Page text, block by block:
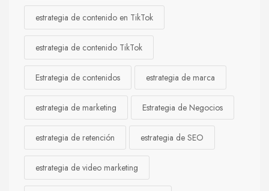
estrategia de contenido en TikTok
estrategia de contenido TikTok
Estrategia de contenidos estrategia de marca
estrategia de marketing Estrategia de Negocios
estrategia de retención estrategia de SEO
estrategia de video marketing